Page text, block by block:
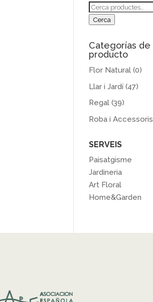
Cerca:
Cerca
Categorías de
producto
Flor Natural (0)
Llar i Jardí (47)
Regal (39)
Roba i Accessoris
SERVEIS
Paisatgisme
Jardineria
Art Floral
Home&Garden